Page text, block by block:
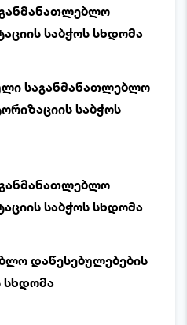
საბჭოს სხდომა
საგანმანათლებლო
საბჭოს
საბჭოს სხდომა
დაწესებულებების
სხდომა